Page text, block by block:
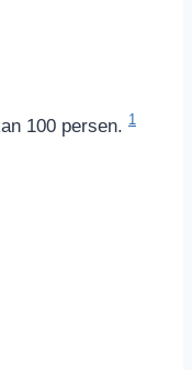
100 persen. 1